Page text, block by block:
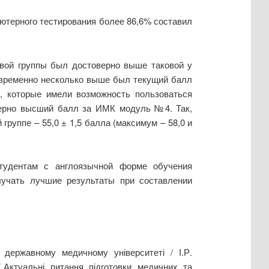
тестирования более 86,6% составил
группы был достоверно выше таковой у
несколько выше был текущий балл
имели возможность пользоваться
высший балл за ИМК модуль №4. Так,
– 55,0 ± 1,5 балла (максимум – 58,0 и
с англоязычной форме обучения
лучшие результаты при составлении
медичному університеті / І.Р.